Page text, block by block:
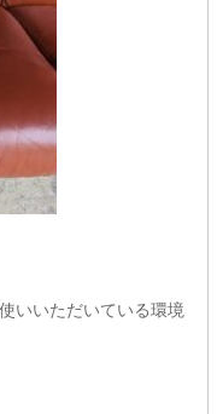
いいただいている環境